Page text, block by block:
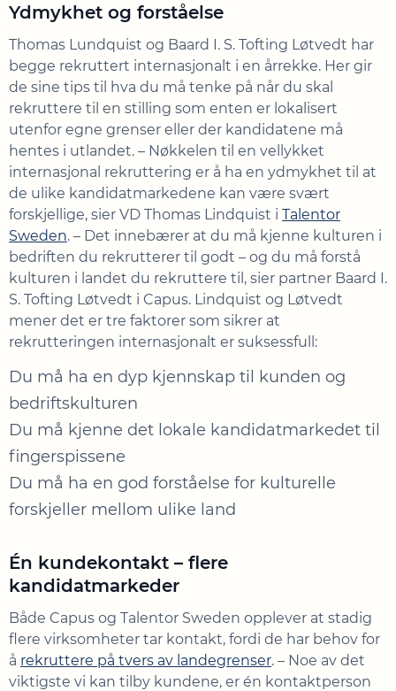
Ydmykhet og forståelse
Thomas Lundquist og Baard I. S. Tofting Løtvedt har
begge rekruttert internasjonalt i en årrekke. Her gir
de sine tips til hva du må tenke på når du skal
rekruttere til en stilling som enten er lokalisert
utenfor egne grenser eller der kandidatene må
hentes i utlandet. – Nøkkelen til en vellykket
internasjonal rekruttering er å ha en ydmykhet til at
de ulike kandidatmarkedene kan være svært
forskjellige, sier VD Thomas Lindquist i Talentor
Sweden. – Det innebærer at du må kjenne kulturen i
bedriften du rekrutterer til godt – og du må forstå
kulturen i landet du rekruttere til, sier partner Baard I.
S. Tofting Løtvedt i Capus. Lindquist og Løtvedt
mener det er tre faktorer som sikrer at
rekrutteringen internasjonalt er suksessfull:
Du må ha en dyp kjennskap til kunden og
bedriftskulturen
Du må kjenne det lokale kandidatmarkedet til
fingerspissene
Du må ha en god forståelse for kulturelle
forskjeller mellom ulike land
Én kundekontakt – flere
kandidatmarkeder
Både Capus og Talentor Sweden opplever at stadig
flere virksomheter tar kontakt, fordi de har behov for
å rekruttere på tvers av landegrenser. – Noe av det
viktigste vi kan tilby kundene, er én kontaktperson